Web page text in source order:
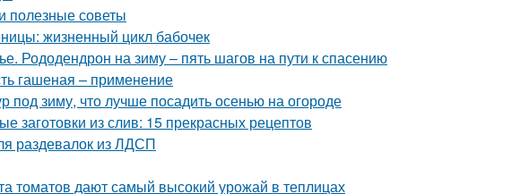
полезные советы
жизненный цикл бабочек
Рододендрон на зиму – пять шагов на пути к спасению
гашеная – применение
под зиму, что лучше посадить осенью на огороде
заготовки из слив: 15 прекрасных рецептов
раздевалок из ЛДСП
томатов дают самый высокий урожай в теплицах